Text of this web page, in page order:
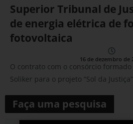
Superior Tribunal de
de energia elétrica de
fotovoltaica
16 de dezembro de
O contrato com o consórcio
Soliker para o projeto “Sol da
Faça uma pesquisa